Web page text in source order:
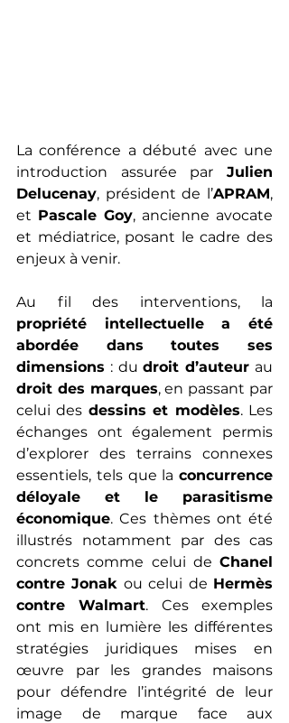
La conférence a débuté avec une
introduction assurée par Julien
Delucenay, président de l’APRAM,
et Pascale Goy, ancienne avocate
et médiatrice, posant le cadre des
enjeux à venir.
propriété intellectuelle a été
abordée dans toutes ses
dimensions : du droit d’auteur
droit des marques, en passant par
celui des dessins et modèles. Les
échanges ont également permis
d’explorer des terrains connexes
essentiels, tels que la concurrence
déloyale et le parasitisme
économique. Ces thèmes ont été
illustrés notamment par des cas
concrets comme celui de Chanel
contre Jonak ou celui de Hermès
contre Walmart. Ces exemples
ont mis en lumière les différentes
stratégies juridiques mises en
œuvre par les grandes maisons
pour défendre l’intégrité de leur
image de marque face aux